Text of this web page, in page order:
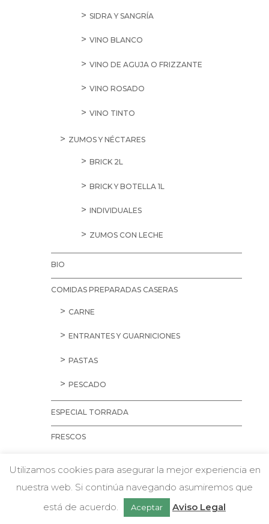
SIDRA Y SANGRÍA
VINO BLANCO
VINO DE AGUJA O FRIZZANTE
VINO ROSADO
VINO TINTO
ZUMOS Y NÉCTARES
BRICK 2L
BRICK Y BOTELLA 1L
INDIVIDUALES
ZUMOS CON LECHE
BIO
COMIDAS PREPARADAS CASERAS
CARNE
ENTRANTES Y GUARNICIONES
PASTAS
PESCADO
ESPECIAL TORRADA
FRESCOS
CARNE PICADA
w Chatea con nosotros
Utilizamos cookies para asegurar la mejor experiencia en
nuestra web. Si continúa navegando asumiremos que
está de acuerdo.
Aceptar Aviso Legal